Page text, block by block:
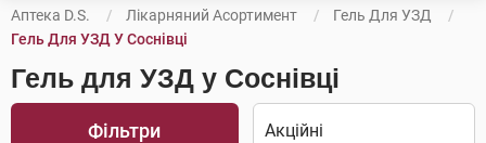
Аптека D.S. Лікарняний Асортимент
Гель Для УЗД
Гель Для УЗД У Соснівці
Гель для УЗД у Соснівці
Фільтри